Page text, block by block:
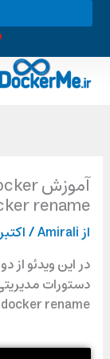
پرش
rename
ازAmirali
/اکتبر 8,
دستورات
docker rename